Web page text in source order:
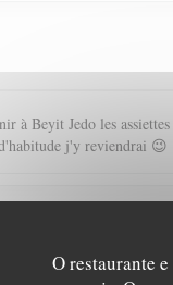
O restaurante
à Beyit Jedo les
j'y reviendrai 😉